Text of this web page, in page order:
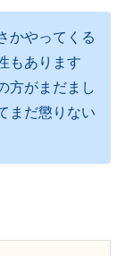
かやってくる
もあります
方がまだまし
まだ懲りない